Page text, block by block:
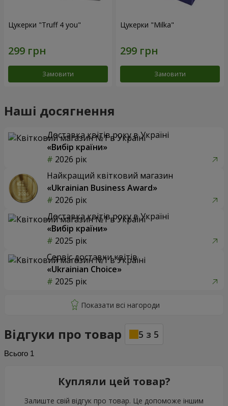
Цукерки "Truff 4 you"
Замовити
Цукерки "Milka"
Замовити
Наші досягнення
Доставка квітів року в Україні
«Вибір країни»
2026 рік
Найкращий квітковий магазин
«Ukrainian Business Award»
2026 рік
Доставка квітів року в Україні
«Вибір країни»
2025 рік
Сервіс доставки квітів
«Ukrainian Choice»
2025 рік
Відгуки про товар 5 з 5
Всього 1
Купляли цей товар?
Залиште свій відгук про товар. Це допоможе іншим